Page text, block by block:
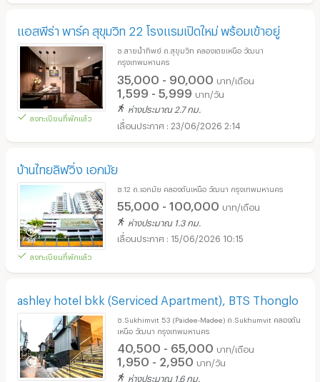
แอสพีร่า พาร์ค สุขุมวิท 22 โรงแรมเปิดใหม่ พร้อมเข้าอยู่
ลงทะเบียนที่พักแล้ว
ซ.สายน้ำทิพย์ ถ.สุขุมวิท คลองเตยเหนือ วัฒนา
กรุงเทพมหานคร
35,000 - 90,000 บาท/เดือน
1,599 - 5,999 บาท/วัน
ห่างประมาณ 2.7 กม.
23/06/2026 2:14
บ้านไทยลิฟวิ่ง เอกมัย
ลงทะเบียนที่พักแล้ว
ซ.12 ถ.เอกมัย คลองตันเหนือ วัฒนา กรุงเทพมหานคร
55,000 - 100,000 บาท/เดือน
ห่างประมาณ 1.3 กม.
15/06/2026 10:15
ashley hotel bkk (Serviced Apartment), BTS Thonglo
ซ.Sukhimvit 53 (Paidee-Madee) ถ.Sukhumvit คลองตัน
เหนือ วัฒนา กรุงเทพมหานคร
40,500 - 65,000 บาท/เดือน
1,950 - 2,950 บาท/วัน
ห่างประมาณ 1.6 กม.